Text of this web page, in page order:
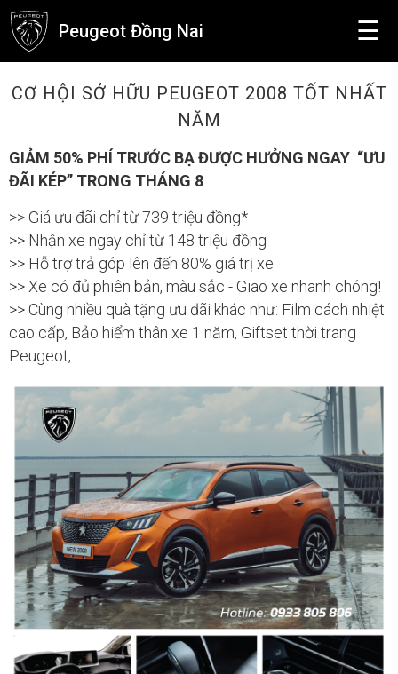
Peugeot Đồng Nai ☰
CƠ HỘI SỞ HỮU PEUGEOT 2008 TỐT NHẤT
NĂM
GIẢM 50% PHÍ TRƯỚC BẠ ĐƯỢC HƯỞNG NGAY “ƯU
ĐÃI KÉP” TRONG THÁNG 8
>> Giá ưu đãi chỉ từ 739 triệu đồng*
>> Nhận xe ngay chỉ từ 148 triệu đồng
>> Hỗ trợ trả góp lên đến 80% giá trị xe
>> Xe có đủ phiên bản, màu sắc - Giao xe nhanh chóng!
>> Cùng nhiều quà tặng ưu đãi khác như: Film cách nhiệt
cao cấp, Bảo hiểm thân xe 1 năm, Giftset thời trang
Peugeot,....